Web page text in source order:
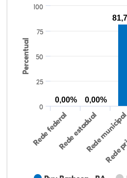
Percentual
Rede federalRede estadual
Rede
0
100
25
50
75
0,00% 0,00%